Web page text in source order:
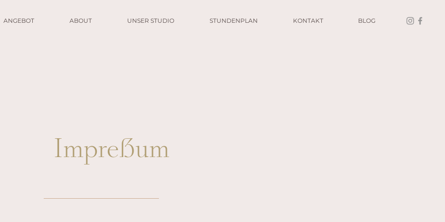
ANGEBOT ABOUT UNSER STUDIO STUNDENPLAN KONTAKT BLOG
Impressum